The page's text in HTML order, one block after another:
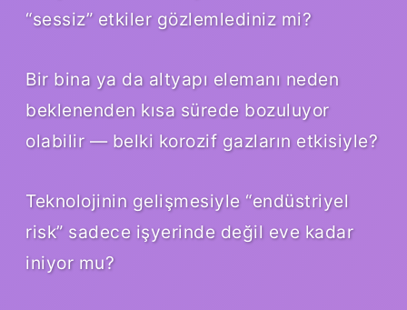
“sessiz” etkiler gözlemlediniz mi?
Bir bina ya da altyapı elemanı neden
beklenenden kısa sürede bozuluyor
olabilir — belki korozif gazların etkisiyle?
Teknolojinin gelişmesiyle “endüstriyel
risk” sadece işyerinde değil eve kadar
iniyor mu?